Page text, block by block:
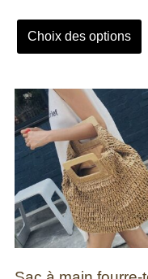
Choix des options